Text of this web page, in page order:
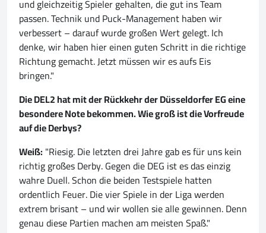
und gleichzeitig Spieler gehalten, die gut ins Team
passen. Technik und Puck-Management haben wir
verbessert – darauf wurde großen Wert gelegt. Ich
denke, wir haben hier einen guten Schritt in die richtige
Richtung gemacht. Jetzt müssen wir es aufs Eis
bringen."
Die DEL2 hat mit der Rückkehr der Düsseldorfer EG eine
besondere Note bekommen. Wie groß ist die Vorfreude
auf die Derbys?
Weiß: "Riesig. Die letzten drei Jahre gab es für uns kein
richtig großes Derby. Gegen die DEG ist es das einzig
wahre Duell. Schon die beiden Testspiele hatten
ordentlich Feuer. Die vier Spiele in der Liga werden
extrem brisant – und wir wollen sie alle gewinnen. Denn
genau diese Partien machen am meisten Spaß."